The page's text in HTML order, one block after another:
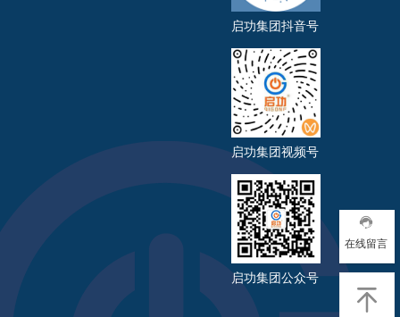
在线留言
启功集团抖音号
启功集团视频号
启功集团公众号